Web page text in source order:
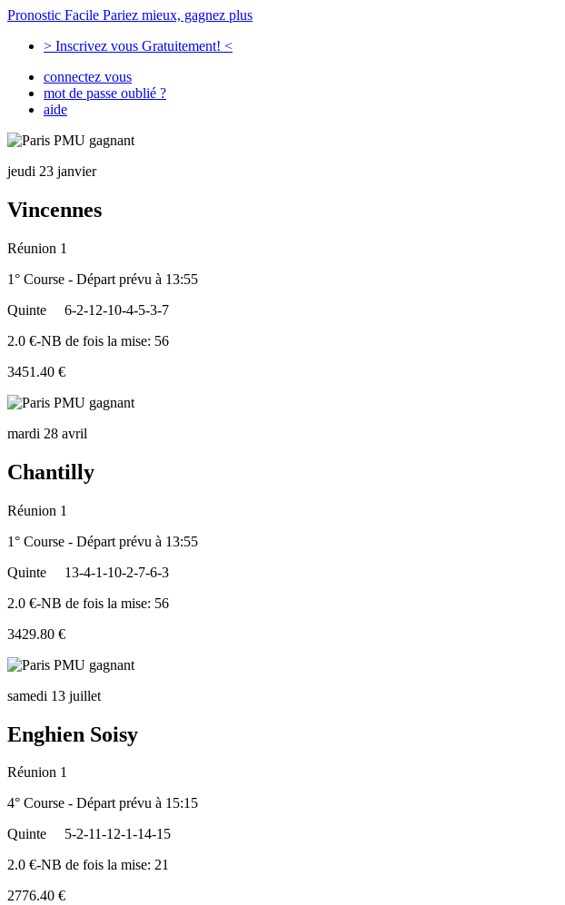
Pronostic Facile Pariez mieux, gagnez plus
> Inscrivez vous Gratuitement! <
connectez vous
mot de passe oublié ?
aide
jeudi 23 janvier
Vincennes
Réunion 1
1° Course - Départ prévu à 13:55
Quinte
6-2-12-10-4-5-3-7
2.0 €-NB de fois la mise: 56
3451.40 €
mardi 28 avril
Chantilly
Réunion 1
1° Course - Départ prévu à 13:55
Quinte
13-4-1-10-2-7-6-3
2.0 €-NB de fois la mise: 56
3429.80 €
samedi 13 juillet
Enghien Soisy
Réunion 1
4° Course - Départ prévu à 15:15
Quinte
5-2-11-12-1-14-15
2.0 €-NB de fois la mise: 21
2776.40 €